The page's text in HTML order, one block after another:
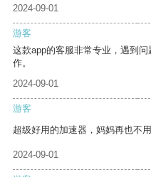
2024-09-01
游客
这款app的客服非常专业，遇到
作。
2024-09-01
游客
超级好用的加速器，妈妈再也不
2024-09-01